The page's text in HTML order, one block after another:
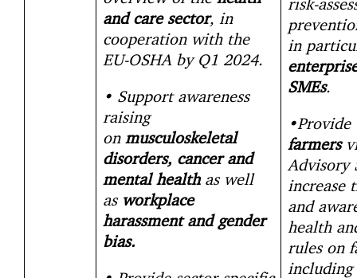
and care sector, in
cooperation with the
EU-OSHA by Q1 2024.
• Support awareness
raising
on musculoskeletal
disorders, cancer and
mental health as well
as workplace
harassment and gender
bias.
in
SMEs.
•Provide
farmers
Advisory
increase
and
health
rules on
including